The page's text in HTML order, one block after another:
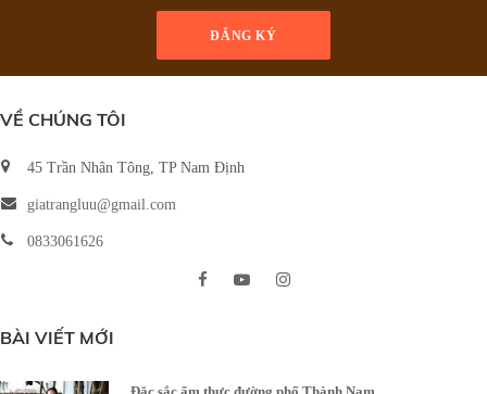
ĐĂNG KÝ
VỀ CHÚNG TÔI
45 Trần Nhân Tông, TP Nam Định
giatrangluu@gmail.com
0833061626
BÀI VIẾT MỚI